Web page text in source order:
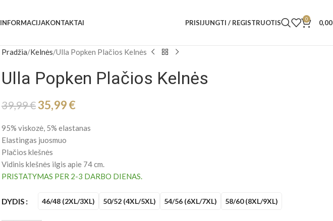
INFORMACIJAKONTAKTAI PRISIJUNGTI / REGISTRUOTIS 0
Pradžia Kelnės Ulla Popken Plačios Kelnės
Ulla Popken Plačios Kelnės
39,99€ 35,99€
95% viskozė, 5% elastanas
Elastingas juosmuo
Plačios klešnės
Vidinis klešnės ilgis apie 74 cm.
PRISTATYMAS PER 2-3 DARBO DIENAS.
DYDIS 46/48 (2XL/3XL) 50/52 (4XL/5XL) 54/56 (6XL/7XL) 58/60 (8XL/9XL)